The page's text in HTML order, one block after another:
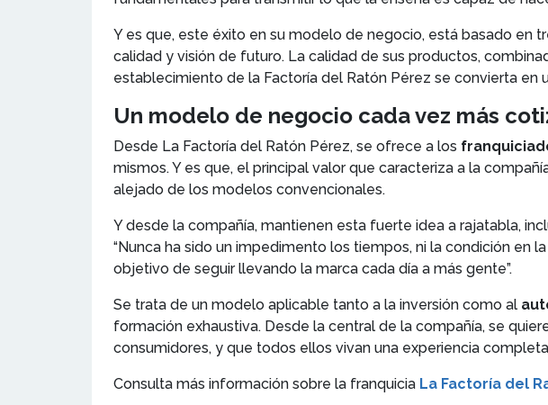
Y es que, este éxito en su modelo de negocio, está basado en
calidad y visión de futuro. La calidad de sus productos,
establecimiento de la Factoría del Ratón Pérez se convierta en
Un modelo de negocio cada vez más
Desde La Factoría del Ratón Pérez, se ofrece a los
mismos. Y es que, el principal valor que caracteriza a la
alejado de los modelos convencionales.
Y desde la compañía, mantienen esta fuerte idea a rajatabla,
“Nunca ha sido un impedimento los tiempos, ni la condición en
objetivo de seguir llevando la marca cada día a más gente”.
Se trata de un modelo aplicable tanto a la inversión como al
formación exhaustiva. Desde la central de la compañía, se
consumidores, y que todos ellos vivan una experiencia
Consulta más información sobre la franquicia La Factoría del